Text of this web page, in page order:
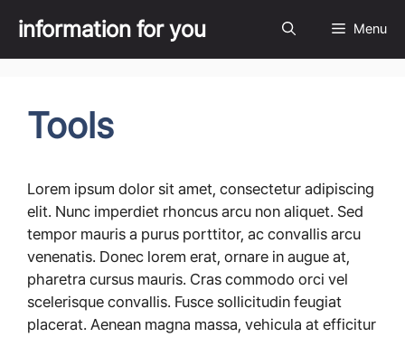
content
information for you Menu
Tools
Lorem ipsum dolor sit amet, consectetur adipiscing
elit. Nunc imperdiet rhoncus arcu non aliquet. Sed
tempor mauris a purus porttitor, ac convallis arcu
venenatis. Donec lorem erat, ornare in augue at,
pharetra cursus mauris. Cras commodo orci vel
scelerisque convallis. Fusce sollicitudin feugiat
placerat. Aenean magna massa, vehicula at efficitur